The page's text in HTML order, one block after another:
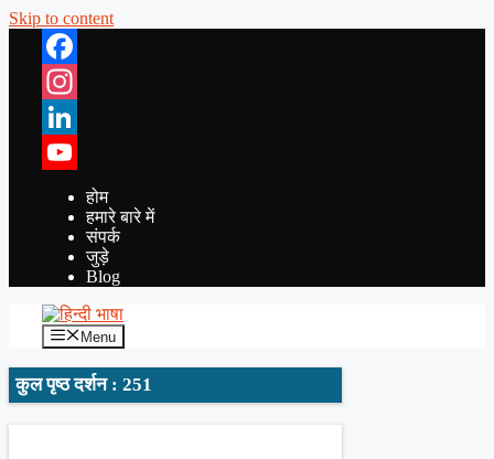
Skip to content
Facebook
Instagram
LinkedIn
YouTube
होम
हमारे बारे में
संपर्क
जुड़े
Blog
Menu
कुल पृष्ठ दर्शन : 251